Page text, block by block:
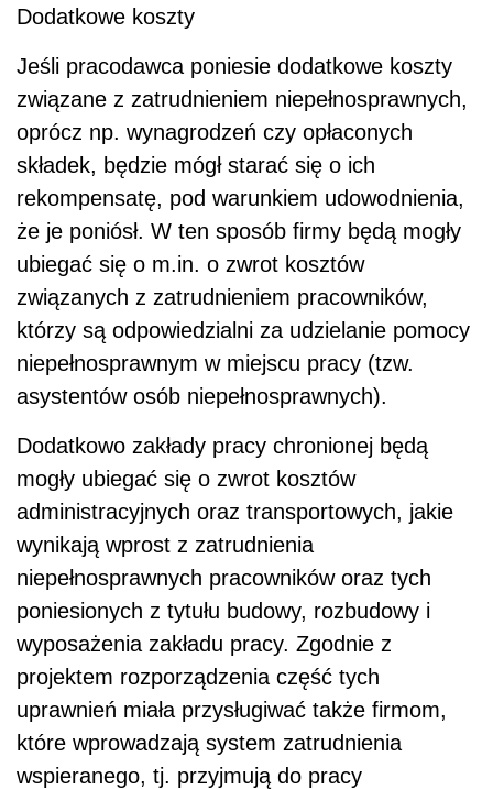
Dodatkowe koszty
Jeśli pracodawca poniesie dodatkowe koszty
związane z zatrudnieniem niepełnosprawnych,
oprócz np. wynagrodzeń czy opłaconych
składek, będzie mógł starać się o ich
rekompensatę, pod warunkiem udowodnienia,
że je poniósł. W ten sposób firmy będą mogły
ubiegać się o m.in. o zwrot kosztów
związanych z zatrudnieniem pracowników,
którzy są odpowiedzialni za udzielanie pomocy
niepełnosprawnym w miejscu pracy (tzw.
asystentów osób niepełnosprawnych).
Dodatkowo zakłady pracy chronionej będą
mogły ubiegać się o zwrot kosztów
administracyjnych oraz transportowych, jakie
wynikają wprost z zatrudnienia
niepełnosprawnych pracowników oraz tych
poniesionych z tytułu budowy, rozbudowy i
wyposażenia zakładu pracy. Zgodnie z
projektem rozporządzenia część tych
uprawnień miała przysługiwać także firmom,
które wprowadzają system zatrudnienia
wspieranego, tj. przyjmują do pracy